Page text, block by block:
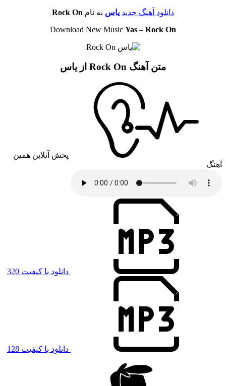
دانلود آهنگ جدید یاس به نام Rock On
Download New Music Yas – Rock On
متن آهنگ Rock On از یاس
پخش آنلاین همین
آهنگ
دانلود با کیفیت 320
دانلود با کیفیت 128